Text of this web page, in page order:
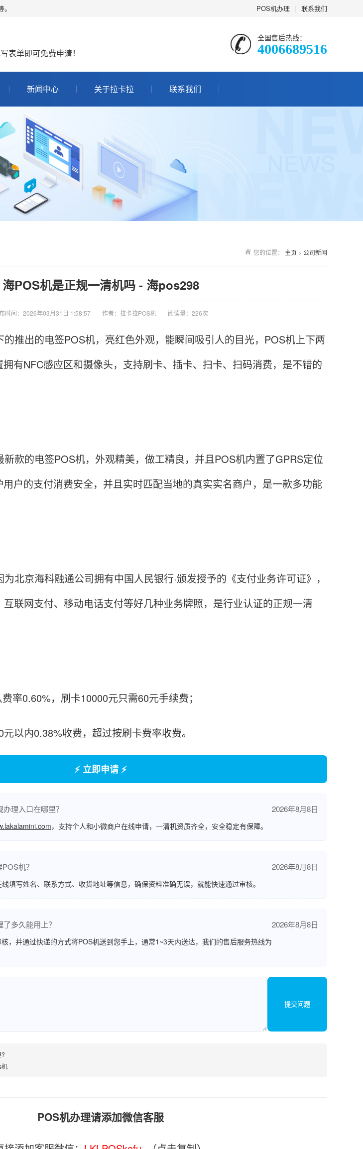
POS机办理 联系我们
表单即可免费申请！
全国售后热线：
4006689516
新闻中心 关于拉卡拉 联系我们
您的位置： 主页 > 公司新闻
海POS机是正规一清机吗 - 海pos298
时间：2026年03月31日 1:58:57 作者：拉卡拉POS机 阅读量：226次
推出的电签POS机，亮红色外观，能瞬间吸引人的目光，POS机上下两
有NFC感应区和摄像头，支持刷卡、插卡、扫卡、扫码消费，是不错的
款的电签POS机，外观精美，做工精良，并且POS机内置了GPRS定位
户的支付消费安全，并且实时匹配当地的真实实名商户，是一款多功能
北京海科融通公司拥有中国人民银行·颁发授予的《支付业务许可证》，
联网支付、移动电话支付等好几种业务牌照，是行业认证的正规一清
率0.60%，刷卡10000元只需60元手续费；
以内0.38%收费，超过按刷卡费率收费。
⚡ 立即申请 ⚡
理入口在哪里？ 2026年8月8日
，支持个人和小微商户在线申请，一清机资质齐全，安全稳定有保障。
机？ 2026年8月8日
填写姓名、联系方式、收货地址等信息，确保资料准确无误，就能快速通过审核。
多久能用上？ 2026年8月8日
，并通过快递的方式将POS机送到您手上，通常1~3天内送达，我们的售后服务热线为
提交问题
机
POS机办理请添加微信客服